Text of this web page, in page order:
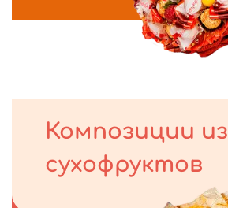
Композиции из
сухофруктов